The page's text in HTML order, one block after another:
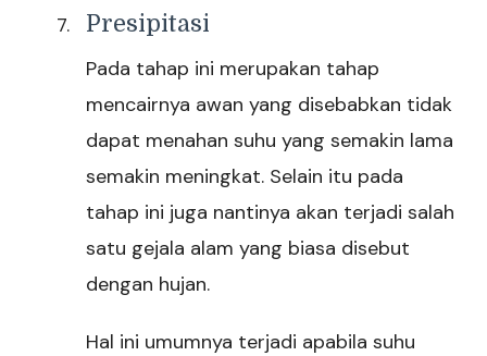
Presipitasi
Pada tahap ini merupakan tahap
mencairnya awan yang disebabkan tidak
dapat menahan suhu yang semakin lama
semakin meningkat. Selain itu pada
tahap ini juga nantinya akan terjadi salah
satu gejala alam yang biasa disebut
dengan hujan.
Hal ini umumnya terjadi apabila suhu